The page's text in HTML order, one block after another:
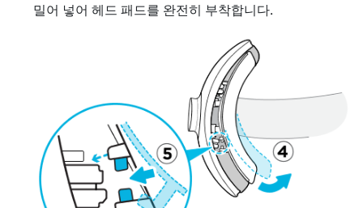
밀어 넣어 헤드 패드를 완전히 부착합니다.